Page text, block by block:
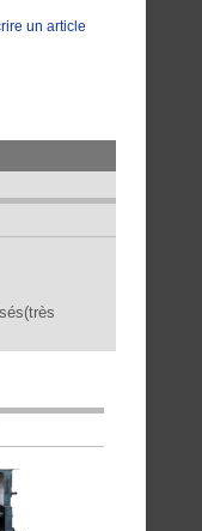
un article